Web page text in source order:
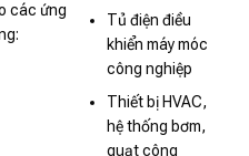
các ứng
Tủ điện điều
khiển máy móc
công nghiệp
Thiết bị HVAC,
hệ thống bơm,
quạt công